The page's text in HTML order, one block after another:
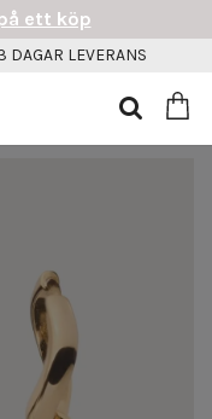
ett köp
DAGAR LEVERANS